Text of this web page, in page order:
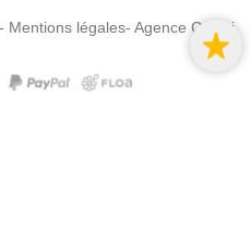
- Mentions légales- Agence Colibri